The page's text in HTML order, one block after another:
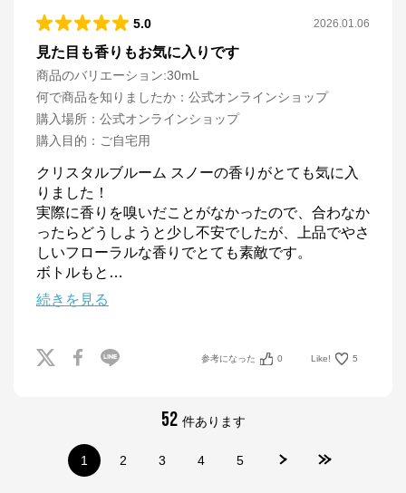
5.0 2026.01.06
見た目も香りもお気に入りです
商品のバリエーション:30mL
何で商品を知りましたか ： 公式オンラインショップ
購入場所 ： 公式オンラインショップ
購入目的 ： ご自宅用
クリスタルブルーム スノーの香りがとても気に入
りました！
実際に香りを嗅いだことがなかったので、合わなか
ったらどうしようと少し不安でしたが、上品でやさ
しいフローラルな香りでとても素敵です。
ボトルもと …
続きを見る
参考になった 0 Like! 5
52 件あります
1 2 3 4 5